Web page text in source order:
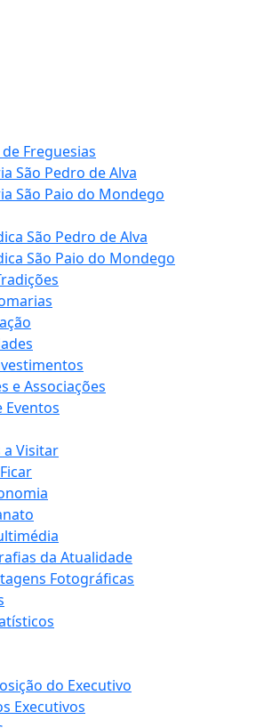
Freguesias
São Pedro de Alva
São Paio do Mondego
São Pedro de Alva
São Paio do Mondego
e Associações
Eventos
a Visitar
da Atualidade
Fotográficas
do Executivo
Executivos